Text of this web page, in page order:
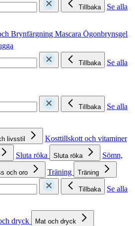
Tillbaka
Se alla
Brynfärgning Mascara Ögonbrynsgel
Tillbaka
Se alla
Tillbaka
Se alla
livsstil Kosttillskott och vitaminer
Sluta röka Sluta röka
Sömn,
och oro Träning Träning
Tillbaka
Se alla
dryck Mat och dryck